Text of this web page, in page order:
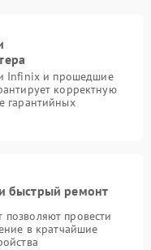
Infinix и прошедшие
корректную
гарантийных
быстрый ремонт
провести
в кратчайшие